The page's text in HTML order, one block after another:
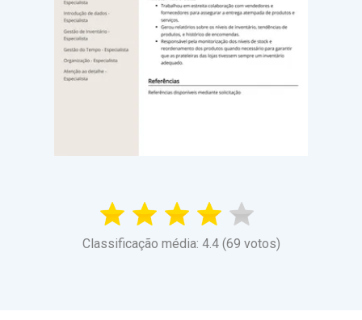
Classificação média: 4.4 (69 votos)